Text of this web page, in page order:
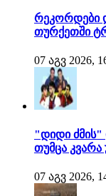
რეკორდები
თურქეთში
07 აგვ 2026,
"დიდი ძმის"
თუმცა კვარა
07 აგვ 2026,